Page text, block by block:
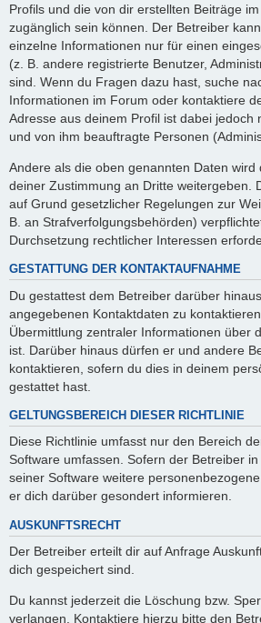
Profils und die von dir erstellten Beiträge
zugänglich sein können. Der Betreiber
einzelne Informationen nur für einen
(z. B. andere registrierte Benutzer,
sind. Wenn du Fragen dazu hast, suche
Informationen im Forum oder kontaktiere
Adresse aus deinem Profil ist dabei jedoch
und von ihm beauftragte Personen
Andere als die oben genannten Daten
deiner Zustimmung an Dritte weitergeben.
auf Grund gesetzlicher Regelungen zur
B. an Strafverfolgungsbehörden)
Durchsetzung rechtlicher Interessen
GESTATTUNG DER KONTAKTAUFNAHME
Du gestattest dem Betreiber darüber
angegebenen Kontaktdaten zu
Übermittlung zentraler Informationen über
ist. Darüber hinaus dürfen er und andere
kontaktieren, sofern du dies in deinem
gestattet hast.
GELTUNGSBEREICH DIESER RICHTLINIE
Diese Richtlinie umfasst nur den Bereich
Software umfassen. Sofern der Betreiber
seiner Software weitere
er dich darüber gesondert informieren.
AUSKUNFTSRECHT
Der Betreiber erteilt dir auf Anfrage
dich gespeichert sind.
Du kannst jederzeit die Löschung bzw.
verlangen. Kontaktiere hierzu bitte den